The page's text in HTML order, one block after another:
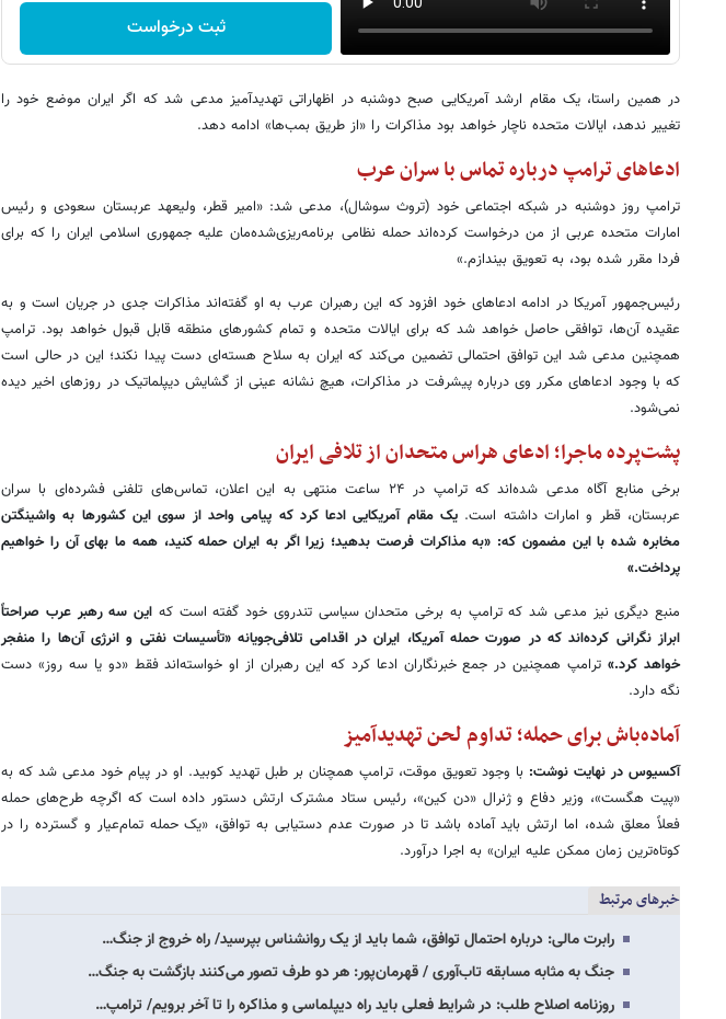
ثبت درخواست
در همین راستا، یک مقام ارشد آمریکایی صبح دوشنبه در اظهاراتی تهدیدآمیز مدعی شد که اگر ایران موضع خود را
تغییر ندهد، ایالات متحده ناچار خواهد بود مذاکرات را «از طریق بمب‌ها» ادامه دهد.
ادعاهای ترامپ درباره تماس با سران عرب
ترامپ روز دوشنبه در شبکه اجتماعی خود (تروث سوشال)، مدعی شد: «امیر قطر، ولیعهد عربستان سعودی و رئیس
امارات متحده عربی از من درخواست کرده‌اند حمله نظامی برنامه‌ریزی‌شده‌مان علیه جمهوری اسلامی ایران را که برای
فردا مقرر شده بود، به تعویق بیندازم.»
رئیس‌جمهور آمریکا در ادامه ادعاهای خود افزود که این رهبران عرب به او گفته‌اند مذاکرات جدی در جریان است و به
عقیده آن‌ها، توافقی حاصل خواهد شد که برای ایالات متحده و تمام کشورهای منطقه قابل قبول خواهد بود. ترامپ
همچنین مدعی شد این توافق احتمالی تضمین می‌کند که ایران به سلاح هسته‌ای دست پیدا نکند؛ این در حالی است
که با وجود ادعاهای مکرر وی درباره پیشرفت در مذاکرات، هیچ نشانه عینی از گشایش دیپلماتیک در روزهای اخیر دیده
نمی‌شود.
پشت‌پرده ماجرا؛ ادعای هراس متحدان از تلافی ایران
برخی منابع آگاه مدعی شده‌اند که ترامپ در ۲۴ ساعت منتهی به این اعلان، تماس‌های تلفنی فشرده‌ای با سران
عربستان، قطر و امارات داشته است. یک مقام آمریکایی ادعا کرد که پیامی واحد از سوی این کشورها به واشینگتن
مخابره شده با این مضمون که: «به مذاکرات فرصت بدهید؛ زیرا اگر به ایران حمله کنید، همه ما بهای آن را خواهیم
پرداخت.»
منبع دیگری نیز مدعی شد که ترامپ به برخی متحدان سیاسی تندروی خود گفته است که این سه رهبر عرب صراحتاً
ابراز نگرانی کرده‌اند که در صورت حمله آمریکا، ایران در اقدامی تلافی‌جویانه «تأسیسات نفتی و انرژی آن‌ها را منفجر
خواهد کرد.» ترامپ همچنین در جمع خبرنگاران ادعا کرد که این رهبران از او خواسته‌اند فقط «دو یا سه روز» دست
نگه دارد.
آماده‌باش برای حمله؛ تداوم لحن تهدیدآمیز
آکسیوس در نهایت نوشت: با وجود تعویق موقت، ترامپ همچنان بر طبل تهدید کوبید. او در پیام خود مدعی شد که به
«پیت هگست»، وزیر دفاع و ژنرال «دن کین»، رئیس ستاد مشترک ارتش دستور داده است که اگرچه طرح‌های حمله
فعلاً معلق شده، اما ارتش باید آماده باشد تا در صورت عدم دستیابی به توافق، «یک حمله تمام‌عیار و گسترده را در
کوتاه‌ترین زمان ممکن علیه ایران» به اجرا درآورد.
خبرهای مرتبط
رابرت مالی: درباره احتمال توافق، شما باید از یک روانشناس بپرسید/ راه خروج از جنگ…
جنگ به مثابه مسابقه تاب‌آوری /‌ قهرمان‌پور:‌ هر دو طرف تصور می‌کنند بازگشت به جنگ…
روزنامه اصلاح طلب: در شرایط فعلی باید راه دیپلماسی و مذاکره را تا آخر برویم/ ترامپ…